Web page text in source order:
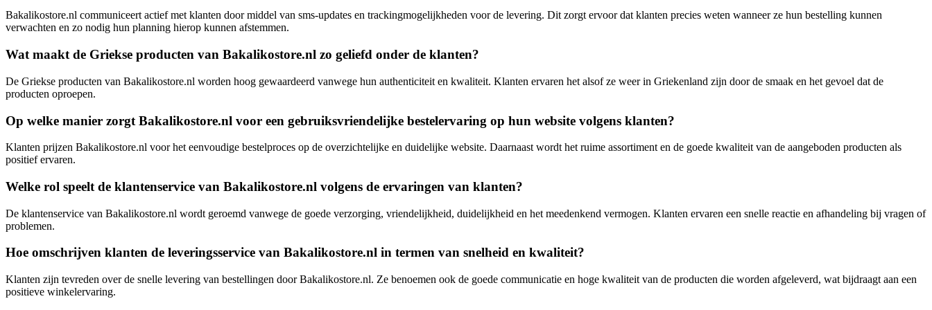
Bakalikostore.nl communiceert actief met klanten door middel van sms-updates en trackingmogelijkheden voor de levering. Dit zorgt ervoor dat klanten precies weten wanneer ze hun bestelling kunnen
verwachten en zo nodig hun planning hierop kunnen afstemmen.
Wat maakt de Griekse producten van Bakalikostore.nl zo geliefd onder de klanten?
De Griekse producten van Bakalikostore.nl worden hoog gewaardeerd vanwege hun authenticiteit en kwaliteit. Klanten ervaren het alsof ze weer in Griekenland zijn door de smaak en het gevoel dat de
producten oproepen.
Op welke manier zorgt Bakalikostore.nl voor een gebruiksvriendelijke bestelervaring op hun website volgens klanten?
Klanten prijzen Bakalikostore.nl voor het eenvoudige bestelproces op de overzichtelijke en duidelijke website. Daarnaast wordt het ruime assortiment en de goede kwaliteit van de aangeboden producten als
positief ervaren.
Welke rol speelt de klantenservice van Bakalikostore.nl volgens de ervaringen van klanten?
De klantenservice van Bakalikostore.nl wordt geroemd vanwege de goede verzorging, vriendelijkheid, duidelijkheid en het meedenkend vermogen. Klanten ervaren een snelle reactie en afhandeling bij vragen of
problemen.
Hoe omschrijven klanten de leveringsservice van Bakalikostore.nl in termen van snelheid en kwaliteit?
Klanten zijn tevreden over de snelle levering van bestellingen door Bakalikostore.nl. Ze benoemen ook de goede communicatie en hoge kwaliteit van de producten die worden afgeleverd, wat bijdraagt aan een
positieve winkelervaring.